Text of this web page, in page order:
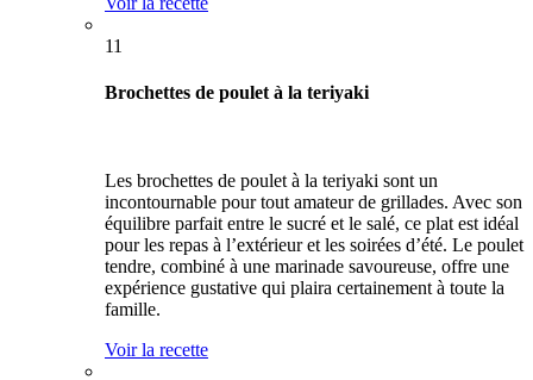
11
Brochettes de poulet à la teriyaki
Les brochettes de poulet à la teriyaki sont un
incontournable pour tout amateur de grillades. Avec son
équilibre parfait entre le sucré et le salé, ce plat est idéal
pour les repas à l’extérieur et les soirées d’été. Le poulet
tendre, combiné à une marinade savoureuse, offre une
expérience gustative qui plaira certainement à toute la
famille.
Voir la recette